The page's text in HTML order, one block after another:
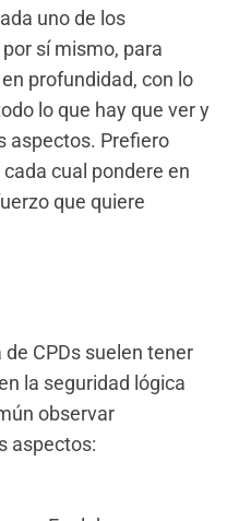
uno de los
sí mismo, para
profundidad, con lo
lo que hay que ver y
aspectos. Prefiero
cual pondere en
que quiere
CPDs suelen tener
la seguridad lógica
observar
aspectos: